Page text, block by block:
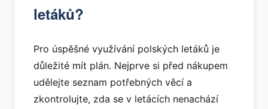
letáků?
Pro úspěšné využívání polských letáků je
důležité mít plán. Nejprve si před nákupem
udělejte seznam potřebných věcí a
zkontrolujte, zda se v letácích nenachází